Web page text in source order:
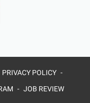
PRIVACY POLICY
JOB REVIEW